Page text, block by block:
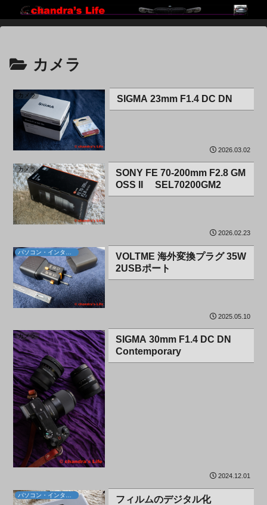
カメラ
カメラ SIGMA 23mm F1.4 DC DN
2026.03.02
カメラ
SONY FE 70-200mm F2.8 GM
OSS II SEL70200GM2
2026.02.23
パソコン・インターネット
VOLTME 海外変換プラグ 35W
2USBポート
2025.05.10
カメラ
SIGMA 30mm F1.4 DC DN
Contemporary
2024.12.01
パソコン・インターネット
フィルムのデジタル化